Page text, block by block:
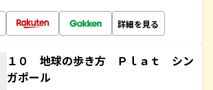
詳細を見る
１０ 地球の歩き方 Ｐｌａｔ シン
ガポール